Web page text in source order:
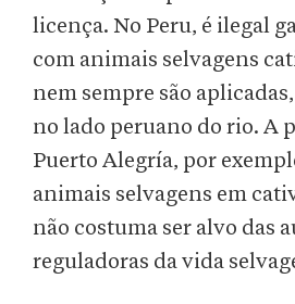
licença. No Peru, é ilegal
com animais selvagens
nem sempre são
no lado peruano do rio. A
Puerto Alegría, por
animais selvagens em
não costuma ser alvo das
reguladoras da vida